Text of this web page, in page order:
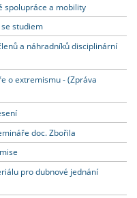
spolupráce a mobility
studiem
a náhradníků disciplinární
o extremismu - (Zpráva
doc. Zbořila
pro dubnové jednání